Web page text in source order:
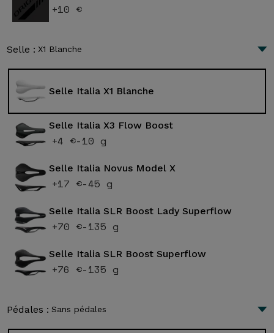
+10 €
Selle : X1 Blanche
Selle Italia X1 Blanche
Selle Italia X3 Flow Boost
+4 €-10 g
Selle Italia Novus Model X
+17 €-45 g
Selle Italia SLR Boost Lady Superflow
+70 €-135 g
Selle Italia SLR Boost Superflow
+76 €-135 g
Pédales : Sans pédales